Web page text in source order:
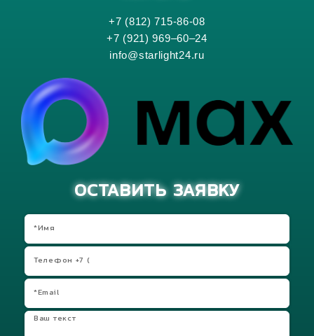
+7 (812) 715-86-08
+7 (921) 969–60–24
info@starlight24.ru
ОСТАВИТЬ ЗАЯВКУ